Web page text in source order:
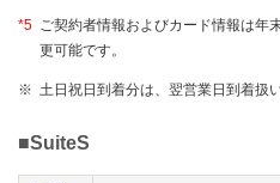
*5 ご契約者情報およびカード情報は年
更可能です。
※ 土日祝日到着分は、翌営業日到着扱
■SuiteS